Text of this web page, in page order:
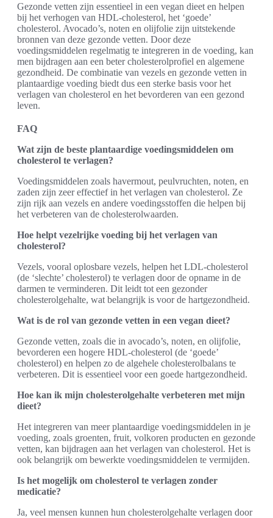
Gezonde vetten zijn essentieel in een vegan dieet en helpen
bij het verhogen van HDL-cholesterol, het ‘goede’
cholesterol. Avocado’s, noten en olijfolie zijn uitstekende
bronnen van deze gezonde vetten. Door deze
voedingsmiddelen regelmatig te integreren in de voeding, kan
men bijdragen aan een beter cholesterolprofiel en algemene
gezondheid. De combinatie van vezels en gezonde vetten in
plantaardige voeding biedt dus een sterke basis voor het
verlagen van cholesterol en het bevorderen van een gezond
leven.
FAQ
Wat zijn de beste plantaardige voedingsmiddelen om
cholesterol te verlagen?
Voedingsmiddelen zoals havermout, peulvruchten, noten, en
zaden zijn zeer effectief in het verlagen van cholesterol. Ze
zijn rijk aan vezels en andere voedingsstoffen die helpen bij
het verbeteren van de cholesterolwaarden.
Hoe helpt vezelrijke voeding bij het verlagen van
cholesterol?
Vezels, vooral oplosbare vezels, helpen het LDL-cholesterol
(de ‘slechte’ cholesterol) te verlagen door de opname in de
darmen te verminderen. Dit leidt tot een gezonder
cholesterolgehalte, wat belangrijk is voor de hartgezondheid.
Wat is de rol van gezonde vetten in een vegan dieet?
Gezonde vetten, zoals die in avocado’s, noten, en olijfolie,
bevorderen een hogere HDL-cholesterol (de ‘goede’
cholesterol) en helpen zo de algehele cholesterolbalans te
verbeteren. Dit is essentieel voor een goede hartgezondheid.
Hoe kan ik mijn cholesterolgehalte verbeteren met mijn
dieet?
Het integreren van meer plantaardige voedingsmiddelen in je
voeding, zoals groenten, fruit, volkoren producten en gezonde
vetten, kan bijdragen aan het verlagen van cholesterol. Het is
ook belangrijk om bewerkte voedingsmiddelen te vermijden.
Is het mogelijk om cholesterol te verlagen zonder
medicatie?
Ja, veel mensen kunnen hun cholesterolgehalte verlagen door